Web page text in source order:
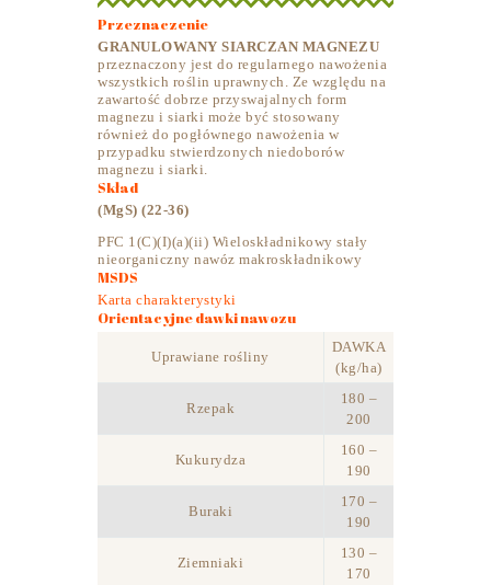
Przeznaczenie
GRANULOWANY SIARCZAN MAGNEZU
przeznaczony jest do regularnego nawożenia
wszystkich roślin uprawnych. Ze względu na
zawartość dobrze przyswajalnych form
magnezu i siarki może być stosowany
również do pogłównego nawożenia w
przypadku stwierdzonych niedoborów
magnezu i siarki.
Skład
(MgS) (22-36)
PFC 1(C)(I)(a)(ii) Wieloskładnikowy stały
nieorganiczny nawóz makroskładnikowy
MSDS
Karta charakterystyki
Orientacyjne dawki nawozu
Uprawiane rośliny
DAWKA
(kg/ha)
Rzepak
180 –
200
Kukurydza
160 –
190
Buraki
170 –
190
Ziemniaki
130 –
170